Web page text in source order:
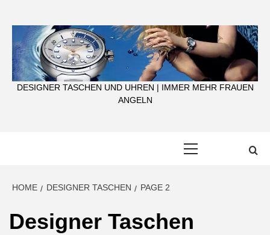
content
DESIGNER TASCHEN UND UHREN | IMMER MEHR FRAUEN
ANGELN
HOME DESIGNER TASCHEN PAGE 2
Designer Taschen